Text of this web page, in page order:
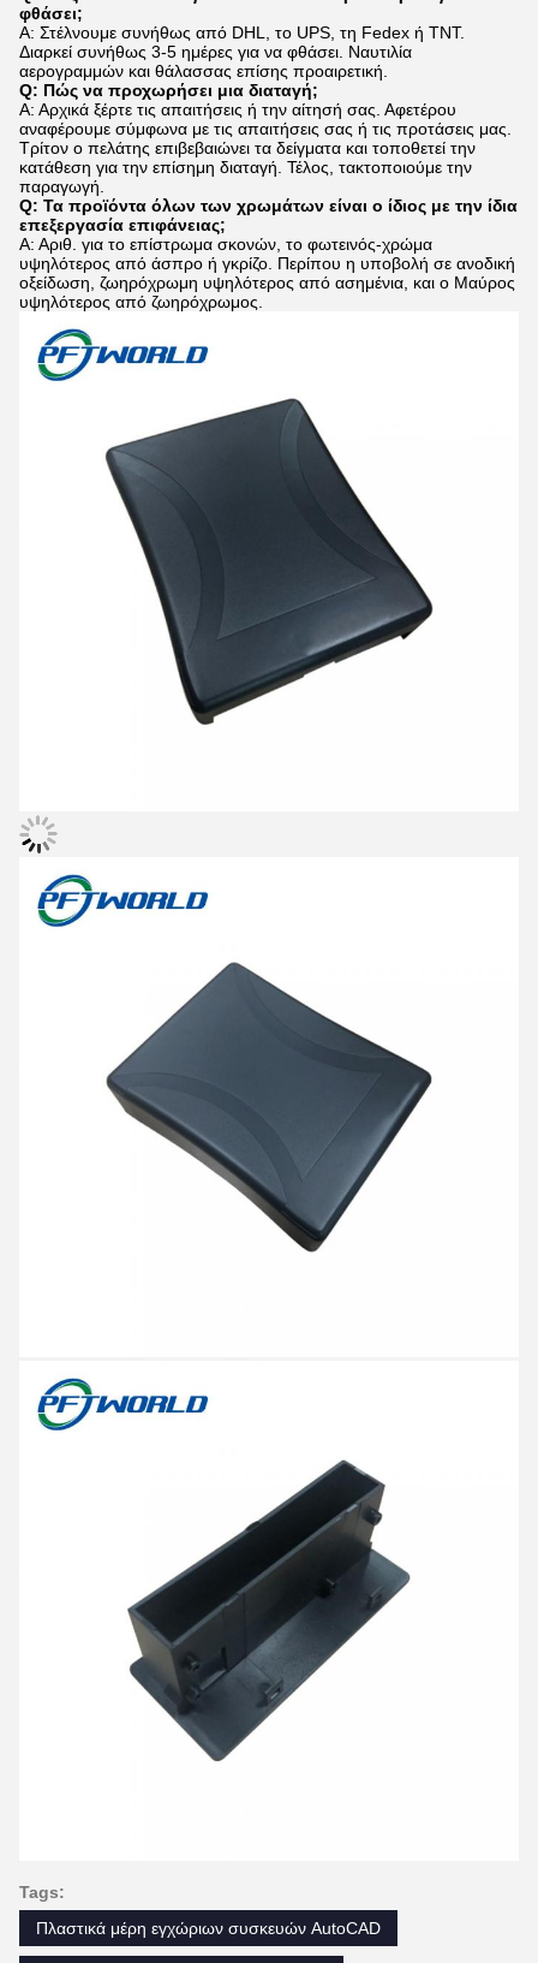
φθάσει;
Α: Στέλνουμε συνήθως από DHL, το UPS, τη Fedex ή TNT.
Διαρκεί συνήθως 3-5 ημέρες για να φθάσει. Ναυτιλία
αερογραμμών και θάλασσας επίσης προαιρετική.
Q: Πώς να προχωρήσει μια διαταγή;
Α: Αρχικά ξέρτε τις απαιτήσεις ή την αίτησή σας. Αφετέρου
αναφέρουμε σύμφωνα με τις απαιτήσεις σας ή τις προτάσεις μας.
Τρίτον ο πελάτης επιβεβαιώνει τα δείγματα και τοποθετεί την
κατάθεση για την επίσημη διαταγή. Τέλος, τακτοποιούμε την
παραγωγή.
Q: Τα προϊόντα όλων των χρωμάτων είναι ο ίδιος με την ίδια
επεξεργασία επιφάνειας;
Α: Αριθ. για το επίστρωμα σκονών, το φωτεινός-χρώμα
υψηλότερος από άσπρο ή γκρίζο. Περίπου η υποβολή σε ανοδική
οξείδωση, ζωηρόχρωμη υψηλότερος από ασημένια, και ο Μαύρος
υψηλότερος από ζωηρόχρωμος.
Tags:
Πλαστικά μέρη εγχώριων συσκευών AutoCAD